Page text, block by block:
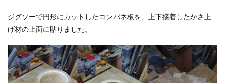
ジグソーで円形にカットしたコンパネ板を、上下接着したかさ上
げ材の上面に貼りました。